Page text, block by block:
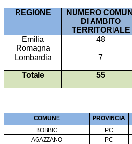
REGIONE
NUMERO COMUNI
DI AMBITO
TERRITORIALE
Emilia
Romagna
48
Lombardia 7
Totale 55
COMUNE PROVINCIA
BOBBIO
PC
AGAZZANO
PC